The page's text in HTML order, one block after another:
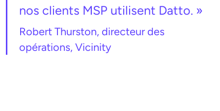
nos clients MSP utilisent Datto. »
Robert Thurston, directeur des
opérations, Vicinity